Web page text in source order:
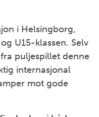
i Helsingborg,
U15-klassen. Selv
puljespillet denne
internasjonal
mot gode